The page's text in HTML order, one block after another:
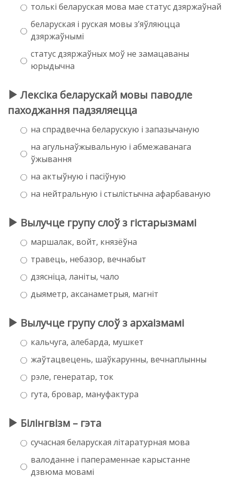
толькі беларуская мова мае статус дзяржаўнай
беларуская і руская мовы з’яўляюцца
дзяржаўнымі
статус дзяржаўных моў не замацаваны
юрыдычна
Лексіка беларускай мовы паводле
паходжання падзяляецца
на спрадвечна беларускую і запазычаную
на агульнаўжывальную і абмежаванага
ўжывання
на актыўную і пасіўную
на нейтральную і стылістычна афарбаваную
Вылучце групу слоў з гістарызмамі
маршалак, войт, князёўна
травець, небазор, вечнабыт
дзясніца, ланіты, чало
дыяметр, аксанаметрыя, магніт
Вылучце групу слоў з архаізмамі
кальчуга, алебарда, мушкет
жаўтацвецень, шаўкарунны, вечнаплынны
рэле, генератар, ток
гута, бровар, мануфактура
Білінгвізм – гэта
сучасная беларуская літаратурная мова
валоданне і папераменнае карыстанне
дзвюма мовамі